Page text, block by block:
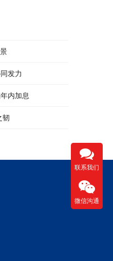
发力
内加息
韧
联系我们
微信沟通